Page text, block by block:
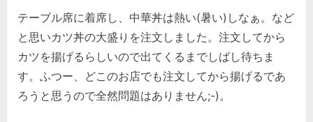
テーブル席に着席し、中華丼は熱い(暑い)しなぁ。など
と思いカツ丼の大盛りを注文しました。注文してから
カツを揚げるらしいので出てくるまでしばし待ちま
す。ふつー、どこのお店でも注文してから揚げるであ
ろうと思うので全然問題はありません;-)。